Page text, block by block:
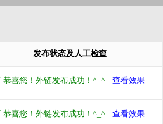
发布状态及人工检查